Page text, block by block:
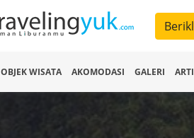
OBJEK WISATA AKOMODASI GALERI